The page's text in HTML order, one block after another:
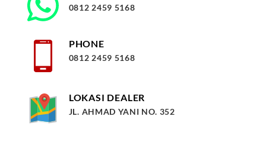
0812 2459 5168
PHONE
0812 2459 5168
LOKASI DEALER
JL. AHMAD YANI NO. 352